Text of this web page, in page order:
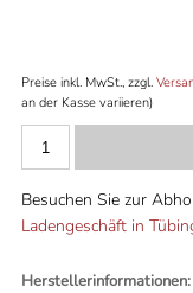
Preise inkl. MwSt., zzgl.
an der Kasse variieren)
Besuchen Sie zur
Ladengeschäft in
Herstellerinformationen: